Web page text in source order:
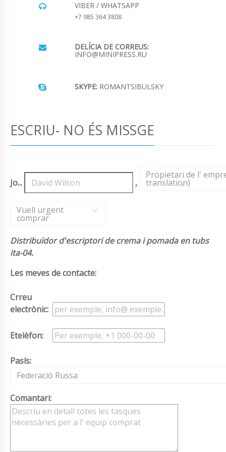
VIBER / WHATSAPP
+7 985 364 3808
DELÍCIA DE CORREUS:
INFO@MINIPRESS.RU
SKYPE: ROMANTSIBULSKY
ESCRIU- NO ÉS MISSGE
Jo... ,
Propietari de l'
translation)
,
Vuell urgent
comprar
Distribuïdor d'escriptori de crema i pomada en tubs
ita-04.
Les meves de contacte:
Crreu
electrònic:
Etelèfon:
Pasís:
Federació Russa
Comantari: